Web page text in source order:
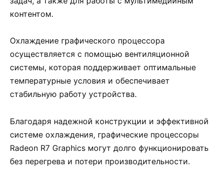
контентом.
Охлаждение графического процессора
осуществляется с помощью вентиляционной
системы, которая поддерживает оптимальные
температурные условия и обеспечивает
стабильную работу устройства.
Благодаря надежной конструкции и эффективной
системе охлаждения, графические процессоры
Radeon R7 Graphics могут долго функционировать
без перегрева и потери производительности.